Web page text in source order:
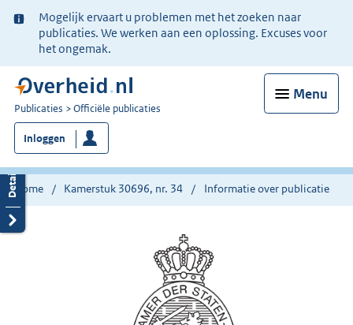
Ter
informatie:
Mogelijk ervaart u problemen met het zoeken naar
publicaties. We werken aan een oplossing. Excuses voor
het ongemak.
Menu
U
bent
nu
hier:
Publicaties Officiële publicaties
Inloggen
Home Kamerstuk 30696, nr. 34 Informatie over publicatie